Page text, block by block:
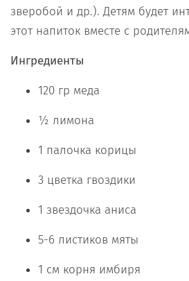
зверобой и др.). Детям будет
этот напиток вместе с
Ингредиенты
120 гр меда
½ лимона
1 палочка корицы
3 цветка гвоздики
1 звездочка аниса
5-6 листиков мяты
1 см корня имбиря